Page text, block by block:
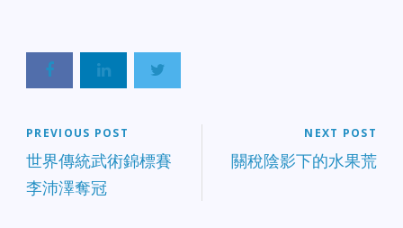
PREVIOUS POST
世界傳統武術錦標賽
李沛澤奪冠
NEXT POST
關稅陰影下的水果荒